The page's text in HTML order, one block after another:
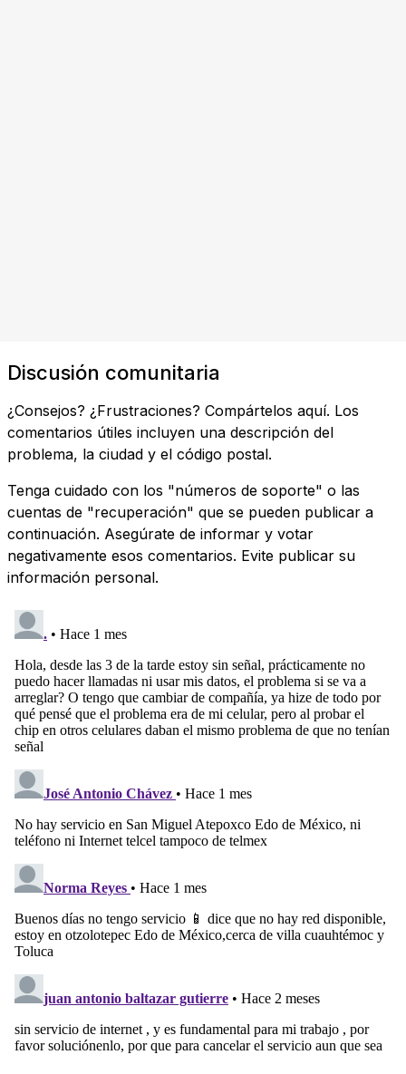
Discusión comunitaria
¿Consejos? ¿Frustraciones? Compártelos aquí. Los
comentarios útiles incluyen una descripción del
problema, la ciudad y el código postal.
Tenga cuidado con los "números de soporte" o las
cuentas de "recuperación" que se pueden publicar a
continuación. Asegúrate de informar y votar
negativamente esos comentarios. Evite publicar su
información personal.